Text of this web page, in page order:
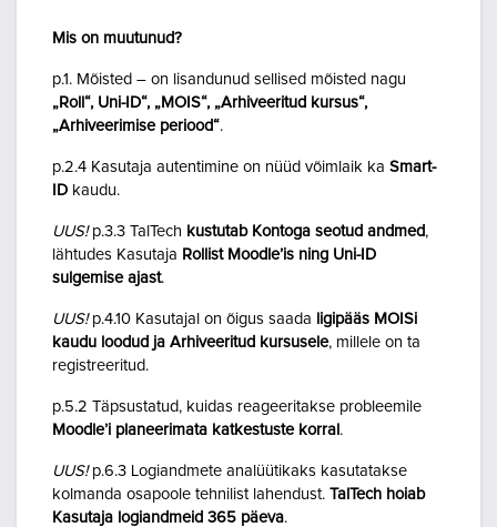
Mis on muutunud?
p.1. Mõisted – on lisandunud sellised mõisted nagu
„Roll“, Uni-ID“, „MOIS“, „Arhiveeritud kursus“,
„Arhiveerimise periood“.
p.2.4 Kasutaja autentimine on nüüd võimlaik ka Smart-
ID kaudu.
UUS!p.3.3 TalTech kustutab Kontoga seotud andmed,
lähtudes Kasutaja Rollist Moodle’is ning Uni-ID
sulgemise ajast.
UUS!p.4.10 Kasutajal on õigus saada ligipääs MOISi
kaudu loodud ja Arhiveeritud kursusele, millele on ta
registreeritud.
p.5.2 Täpsustatud, kuidas reageeritakse probleemile
Moodle’i planeerimata katkestuste korral .
UUS!p.6.3 Logiandmete analüütikaks kasutatakse
kolmanda osapoole tehnilist lahendust. TalTech hoiab
Kasutaja logiandmeid 365 päeva.